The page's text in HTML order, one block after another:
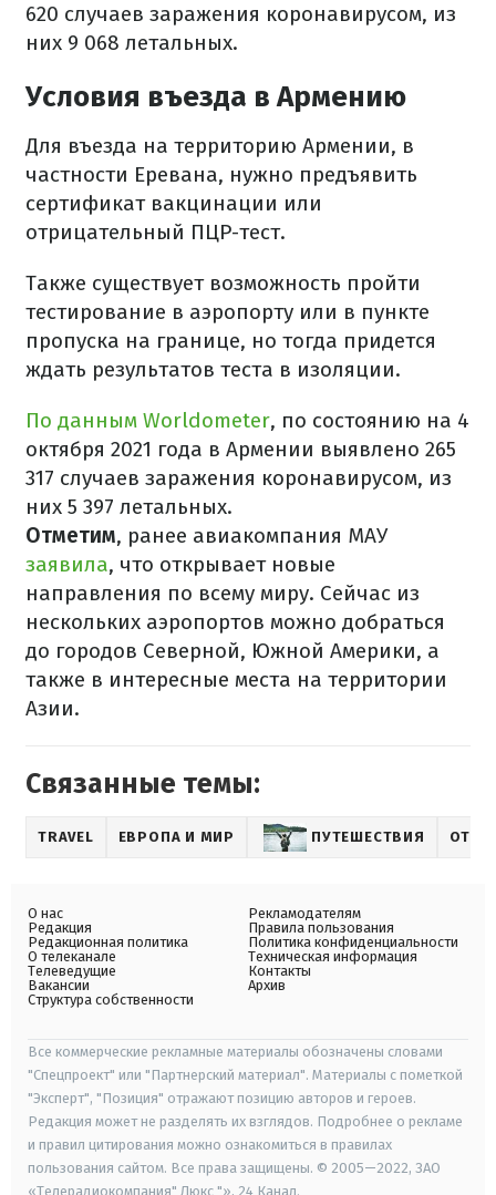
620 случаев заражения коронавирусом, из
них 9 068 летальных.
Условия въезда в Армению
Для въезда на территорию Армении, в
частности Еревана, нужно предъявить
сертификат вакцинации или
отрицательный ПЦР-тест.
Также существует возможность пройти
тестирование в аэропорту или в пункте
пропуска на границе, но тогда придется
ждать результатов теста в изоляции.
По данным Worldometer, по состоянию на 4
октября 2021 года в Армении выявлено 265
317 случаев заражения коронавирусом, из
них 5 397 летальных.
Отметим, ранее авиакомпания МАУ
заявила, что открывает новые
направления по всему миру. Сейчас из
нескольких аэропортов можно добраться
до городов Северной, Южной Америки, а
также в интересные места на территории
Азии.
Связанные темы:
TRAVEL ЕВРОПА И МИР ПУТЕШЕСТВИЯ
О нас
Редакция
Редакционная политика
О телеканале
Телеведущие
Вакансии
Структура собственности
Рекламодателям
Правила пользования
Политика конфиденциальности
Техническая информация
Контакты
Архив
Все коммерческие рекламные материалы обозначены словами
"Спецпроект" или "Партнерский материал". Материалы с пометкой
"Эксперт", "Позиция" отражают позицию авторов и героев.
Редакция может не разделять их взглядов. Подробнее о рекламе
и правил цитирования можно ознакомиться в правилах
пользования сайтом. Все права защищены. © 2005—2022, ЗАО
«Телерадиокомпания" Люкс "», 24 Канал.